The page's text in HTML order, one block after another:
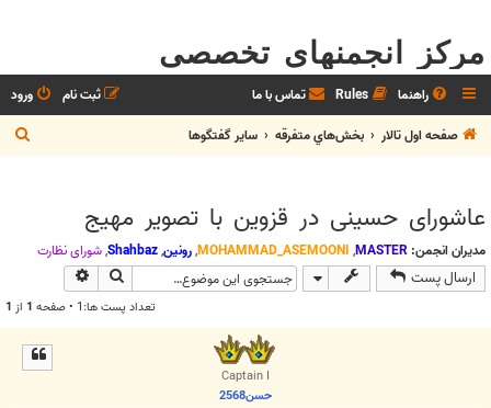
مرکز انجمنهای تخصصی
راهنما Rules تماس با ما ورود
ثبت نام
صفحه اول تالار
بخش‌‌هاي متفرقه ساير گفتگوها
س
عاشورای حسینی در قزوین با تصویر مهیج
مدیران انجمن: MASTER
,
MOHAMMAD_ASEMOONI
,رونین,
Shahbaz
,شوراي نظارت
ارسال پست جستجو
تعداد پست ها:1 • صفحه 1 از 1
Captain I
حسن2568